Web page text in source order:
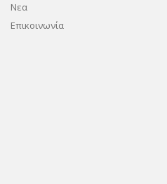
Νεα
Επικοινωνία